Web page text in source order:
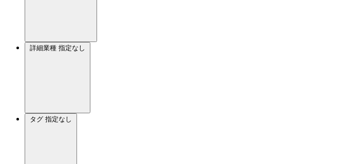
詳細業種 指定なし
タグ 指定なし